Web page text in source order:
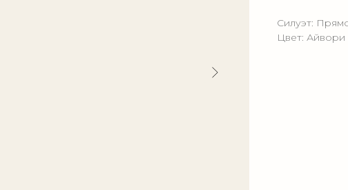
Силуэт:
Цвет: Айвори